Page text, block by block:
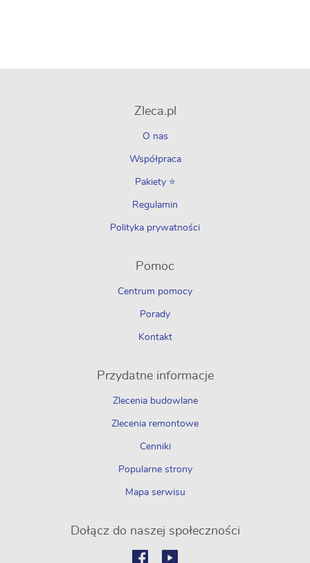
Zleca.pl
O nas
Współpraca
Pakiety ⭐
Regulamin
Polityka prywatności
Pomoc
Centrum pomocy
Porady
Kontakt
Przydatne informacje
Zlecenia budowlane
Zlecenia remontowe
Cenniki
Popularne strony
Mapa serwisu
Dołącz do naszej społeczności